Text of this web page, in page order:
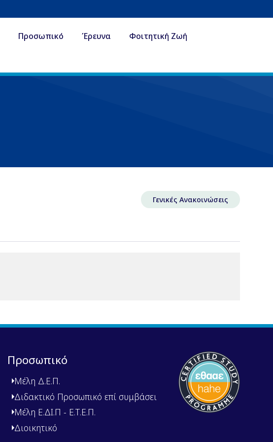
Προσωπικό Έρευνα
Φοιτητική Ζωή
Γενικές Ανακοινώσεις
Προσωπικό
Μέλη Δ.Ε.Π.
Διδακτικό Προσωπικό επί συμβάσει
Μέλη Ε.ΔΙ.Π - Ε.Τ.Ε.Π.
Διοικητικό